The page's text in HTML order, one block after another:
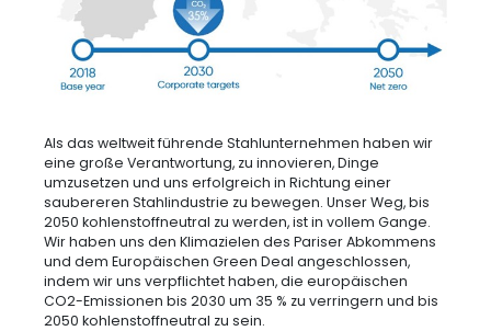
Als das weltweit führende Stahlunternehmen haben wir
eine große Verantwortung, zu innovieren, Dinge
umzusetzen und uns erfolgreich in Richtung einer
saubereren Stahlindustrie zu bewegen. Unser Weg, bis
2050 kohlenstoffneutral zu werden, ist in vollem Gange.
Wir haben uns den Klimazielen des Pariser Abkommens
und dem Europäischen Green Deal angeschlossen,
indem wir uns verpflichtet haben, die europäischen
CO2-Emissionen bis 2030 um 35 % zu verringern und bis
2050 kohlenstoffneutral zu sein.